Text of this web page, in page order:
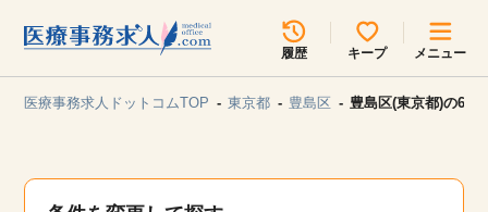
履歴 キープ メニュー
医療事務求人ドットコムTOP 東京都 豊島区 豊島区(東京都)の60
所在地のエリアを選択してください
各支店担当よりご連絡させていただきます。